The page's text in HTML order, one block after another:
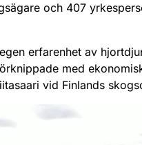
och 407
erfarenhet av
med
vid Finlands